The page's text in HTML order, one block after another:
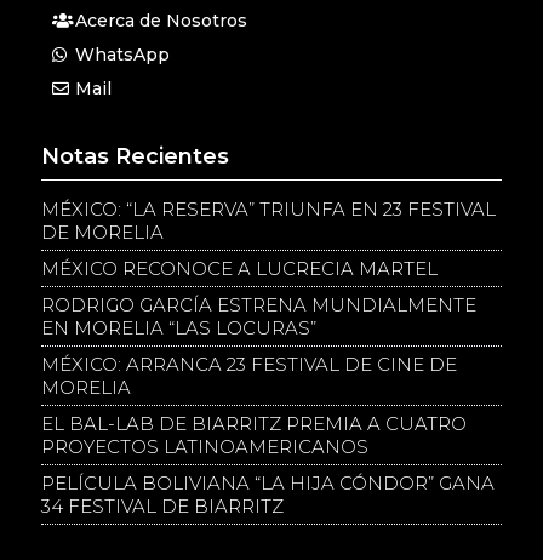
Acerca de Nosotros
WhatsApp
Mail
Notas Recientes
MÉXICO: “LA RESERVA” TRIUNFA EN 23 FESTIVAL
DE MORELIA
MÉXICO RECONOCE A LUCRECIA MARTEL
RODRIGO GARCÍA ESTRENA MUNDIALMENTE
EN MORELIA “LAS LOCURAS”
MÉXICO: ARRANCA 23 FESTIVAL DE CINE DE
MORELIA
EL BAL-LAB DE BIARRITZ PREMIA A CUATRO
PROYECTOS LATINOAMERICANOS
PELÍCULA BOLIVIANA “LA HIJA CÓNDOR” GANA
34 FESTIVAL DE BIARRITZ